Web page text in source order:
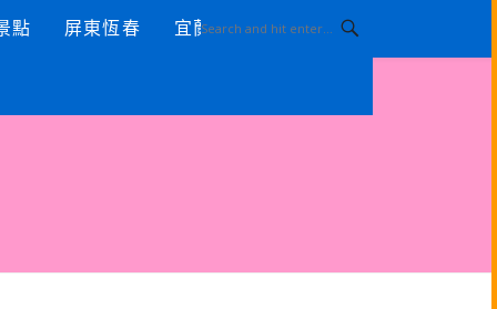
點 屏東恆春 宜蘭景點